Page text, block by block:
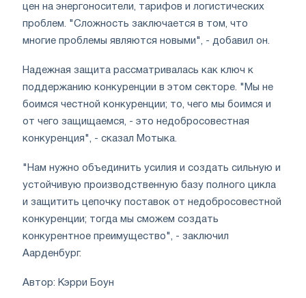
цен на энергоносители, тарифов и логистических
проблем. "Сложность заключается в том, что
многие проблемы являются новыми", - добавил он.
Надежная защита рассматривалась как ключ к
поддержанию конкуренции в этом секторе. "Мы не
боимся честной конкуренции; то, чего мы боимся и
от чего защищаемся, - это недобросовестная
конкуренция", - сказал Мотыка.
"Нам нужно объединить усилия и создать сильную и
устойчивую производственную базу полного цикла
и защитить цепочку поставок от недобросовестной
конкуренции; тогда мы сможем создать
конкурентное преимущество", - заключил
Аарденбург.
Автор: Кэрри Боун